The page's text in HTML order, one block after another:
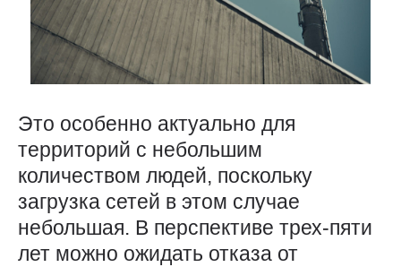
Это особенно актуально для
территорий с небольшим
количеством людей, поскольку
загрузка сетей в этом случае
небольшая. В перспективе трех-пяти
лет можно ожидать отказа от